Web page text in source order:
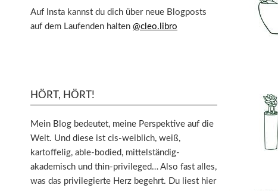
Auf Insta kannst du dich über neue Blogposts
auf dem Laufenden halten @cleo.libro
HÖRT, HÖRT!
Mein Blog bedeutet, meine Perspektive auf die
Welt. Und diese ist cis-weiblich, weiß,
kartoffelig, able-bodied, mittelständig-
akademisch und thin-privileged… Also fast alles,
was das privilegierte Herz begehrt. Du liest hier